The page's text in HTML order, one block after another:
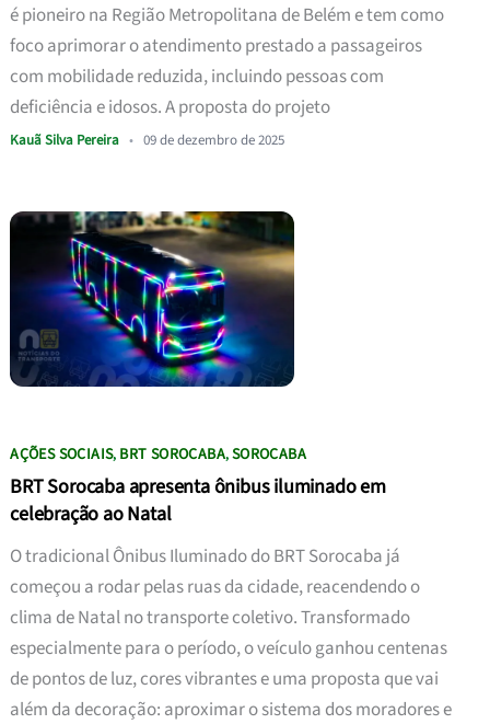
é pioneiro na Região Metropolitana de Belém e tem como
foco aprimorar o atendimento prestado a passageiros
com mobilidade reduzida, incluindo pessoas com
deficiência e idosos. A proposta do projeto
Kauã Silva Pereira • 09 de dezembro de 2025
AÇÕES SOCIAIS, BRT SOROCABA,SOROCABA
BRT Sorocaba apresenta ônibus iluminado em
celebração ao Natal
O tradicional Ônibus Iluminado do BRT Sorocaba já
começou a rodar pelas ruas da cidade, reacendendo o
clima de Natal no transporte coletivo. Transformado
especialmente para o período, o veículo ganhou centenas
de pontos de luz, cores vibrantes e uma proposta que vai
além da decoração: aproximar o sistema dos moradores e